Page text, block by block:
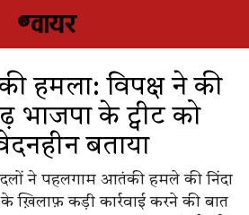
हमला: विपक्ष ने की
भाजपा के ट्वीट को
बताया
ने पहलगाम आतंकी हमले की निंदा
के ख़िलाफ़ कड़ी कार्रवाई करने की बात